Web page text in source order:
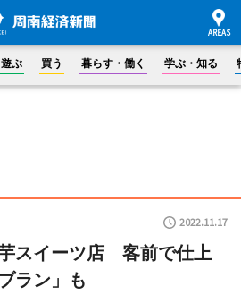
ぶ 買う 暮らす・働く 学ぶ・知る
2022.11.17
スイーツ店 客前で仕上
ラン」も